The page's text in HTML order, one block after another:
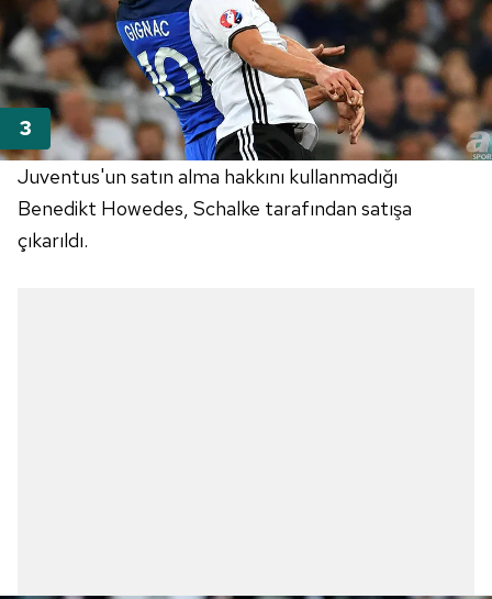
Juventus'un satın alma hakkını kullanmadığı
Benedikt Howedes, Schalke tarafından satışa
çıkarıldı.